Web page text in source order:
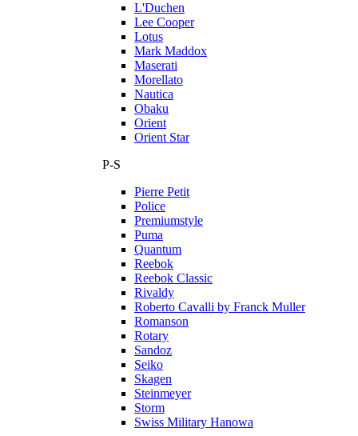
L'Duchen
Lee Cooper
Lotus
Mark Maddox
Maserati
Morellato
Nautica
Obaku
Orient
Orient Star
P-S
Pierre Petit
Police
Premiumstyle
Puma
Quantum
Reebok
Reebok Classic
Rivaldy
Roberto Cavalli by Franck Muller
Romanson
Rotary
Sandoz
Seiko
Skagen
Steinmeyer
Storm
Swiss Military Hanowa